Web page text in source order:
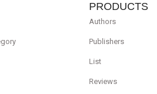
PRODUCTS
Authors
Publishers
List
Reviews